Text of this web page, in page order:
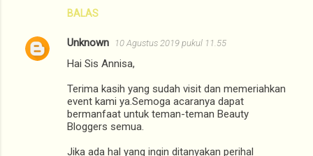
t
a
BALAS
Unknown 10 Agustus 2019 pukul 11.55
Hai Sis Annisa,
Terima kasih yang sudah visit dan memeriahkan
event kami ya.Semoga acaranya dapat
bermanfaat untuk teman-teman Beauty
Bloggers semua.
Jika ada hal yang ingin ditanyakan perihal